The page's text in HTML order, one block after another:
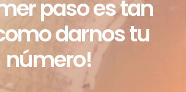
CONTACTAR CONTIGO
paso es tan
darnos tu